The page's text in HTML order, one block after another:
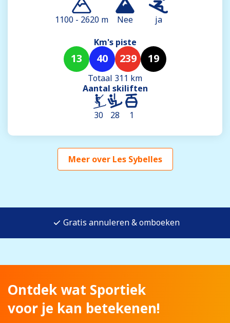
1100 - 2620 m Nee
ja
Km's piste
13 40 239 19
Totaal 311 km
Aantal skiliften
30 28 1
Meer over Les Sybelles
Gratis annuleren & omboeken
Ontdek wat Sportiek
voor je kan betekenen!